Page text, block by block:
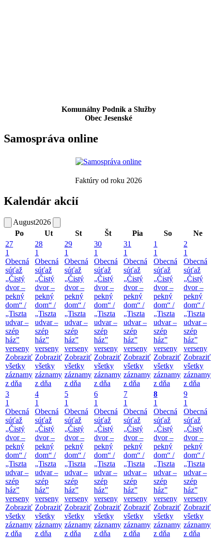
Komunálny Podnik a Služby
Obec Jesenské
Samospráva online
Faktúry od roku 2026
Kalendár akcií
August2026
Po
Ut St Št Pia So
Ne
27
1
Obecná
súťaž
„Čistý
dvor –
pekný
dom“ /
„Tiszta
udvar –
szép
ház”
verseny
Zobraziť
všetky
záznamy
z dňa
28
1
Obecná
súťaž
„Čistý
dvor –
pekný
dom“ /
„Tiszta
udvar –
szép
ház”
verseny
Zobraziť
všetky
záznamy
z dňa
29
1
Obecná
súťaž
„Čistý
dvor –
pekný
dom“ /
„Tiszta
udvar –
szép
ház”
verseny
Zobraziť
všetky
záznamy
z dňa
30
1
Obecná
súťaž
„Čistý
dvor –
pekný
dom“ /
„Tiszta
udvar –
szép
ház”
verseny
Zobraziť
všetky
záznamy
z dňa
31
1
Obecná
súťaž
„Čistý
dvor –
pekný
dom“ /
„Tiszta
udvar –
szép
ház”
verseny
Zobraziť
všetky
záznamy
z dňa
1
1
Obecná
súťaž
„Čistý
dvor –
pekný
dom“ /
„Tiszta
udvar –
szép
ház”
verseny
Zobraziť
všetky
záznamy
z dňa
2
1
Obecná
súťaž
„Čistý
dvor –
pekný
dom“ /
„Tiszta
udvar –
szép
ház”
verseny
Zobraziť
všetky
záznamy
z dňa
3
1
Obecná
súťaž
„Čistý
dvor –
pekný
dom“ /
„Tiszta
udvar –
szép
ház”
verseny
Zobraziť
všetky
záznamy
z dňa
4
1
Obecná
súťaž
„Čistý
dvor –
pekný
dom“ /
„Tiszta
udvar –
szép
ház”
verseny
Zobraziť
všetky
záznamy
z dňa
5
1
Obecná
súťaž
„Čistý
dvor –
pekný
dom“ /
„Tiszta
udvar –
szép
ház”
verseny
Zobraziť
všetky
záznamy
z dňa
6
1
Obecná
súťaž
„Čistý
dvor –
pekný
dom“ /
„Tiszta
udvar –
szép
ház”
verseny
Zobraziť
všetky
záznamy
z dňa
7
1
Obecná
súťaž
„Čistý
dvor –
pekný
dom“ /
„Tiszta
udvar –
szép
ház”
verseny
Zobraziť
všetky
záznamy
z dňa
8
1
Obecná
súťaž
„Čistý
dvor –
pekný
dom“ /
„Tiszta
udvar –
szép
ház”
verseny
Zobraziť
všetky
záznamy
z dňa
9
1
Obecná
súťaž
„Čistý
dvor –
pekný
dom“ /
„Tiszta
udvar –
szép
ház”
verseny
Zobraziť
všetky
záznamy
z dňa